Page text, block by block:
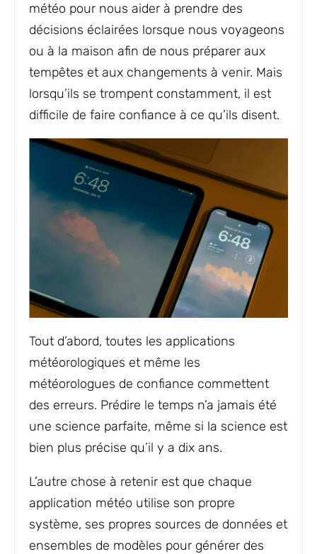
météo pour nous aider à prendre des
décisions éclairées lorsque nous voyageons
ou à la maison afin de nous préparer aux
tempêtes et aux changements à venir. Mais
lorsqu’ils se trompent constamment, il est
difficile de faire confiance à ce qu’ils disent.
Tout d’abord, toutes les applications
météorologiques et même les
météorologues de confiance commettent
des erreurs. Prédire le temps n’a jamais été
une science parfaite, même si la science est
bien plus précise qu’il y a dix ans.
L’autre chose à retenir est que chaque
application météo utilise son propre
système, ses propres sources de données et
ensembles de modèles pour générer des